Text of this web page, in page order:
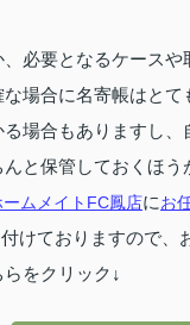
必要となるケースや
場合に名寄帳はとて
場合もありますし
と保管しておくほう
ームメイトFC鳳店にお
けておりますので、
をクリック↓